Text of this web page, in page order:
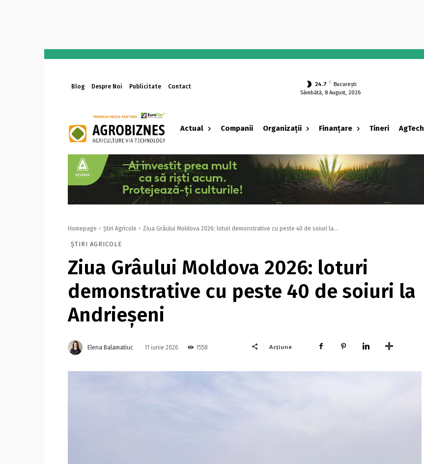
Blog Despre Noi Publicitate Contact 24.7 C
București
Sâmbătă, 8 August, 2026
Actual Companii Organizații Finanțare Tineri AgTech
-
Homepage Știri Agricole Ziua Grâului Moldova 2026: loturi demonstrative cu peste 40 de soiuri la...
ȘTIRI AGRICOLE
Ziua Grâului Moldova 2026: loturi
demonstrative cu peste 40 de soiuri la
Andrieșeni
Elena Balamatiuc 11 iunie 2026 1558 Acțiune